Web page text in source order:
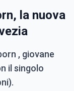
la nuova
, giovane
il singolo